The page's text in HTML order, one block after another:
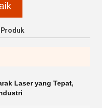
Laser yang Tepat,